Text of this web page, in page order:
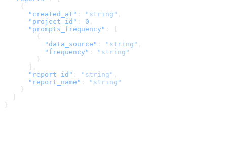
    {
      "created_at"
: "string" ,
      "project_id"
: 0 ,
      "prompts_frequency"
: [
        {
          "data_source"
: "string" ,
          "frequency"
:
"string"
        }
      ],
      "report_id"
: "string" ,
      "report_name"
:
"string"
    }
}